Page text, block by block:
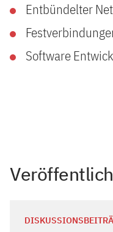
Entbündelter
Software